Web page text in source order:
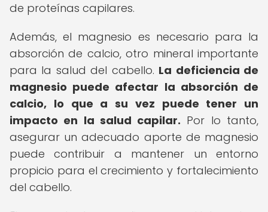
de proteínas capilares.
Además, el magnesio es necesario para la
absorción de calcio, otro mineral importante
para la salud del cabello. La deficiencia de
magnesio puede afectar la absorción de
calcio, lo que a su vez puede tener un
impacto en la salud capilar. Por lo tanto,
asegurar un adecuado aporte de magnesio
puede contribuir a mantener un entorno
propicio para el crecimiento y fortalecimiento
del cabello.